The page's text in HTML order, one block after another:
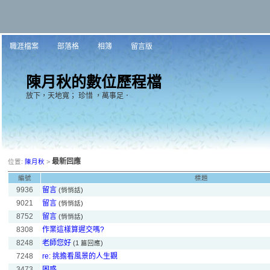
陳月秋的數位歷程檔
放下，天地寬； 珍惜 ，萬事足．
職涯檔案 部落格 相簿 留言版
位置: 陳月秋 > 最新回應
編號 標題
9936 留言 (悄悄話)
9021 留言 (悄悄話)
8752 留言 (悄悄話)
8308
作業這樣算遲交嗎?
8248
老師您好 (1 篇回應)
7248
re: 挑擔看風景的人生觀